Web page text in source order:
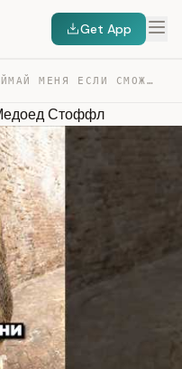
Get App
ПОЙМАЙ МЕНЯ ЕСЛИ СМОЖЕШЬ (С)МЕДОЕД СТОФФЛ — TRANSCRIPT
Стоффл